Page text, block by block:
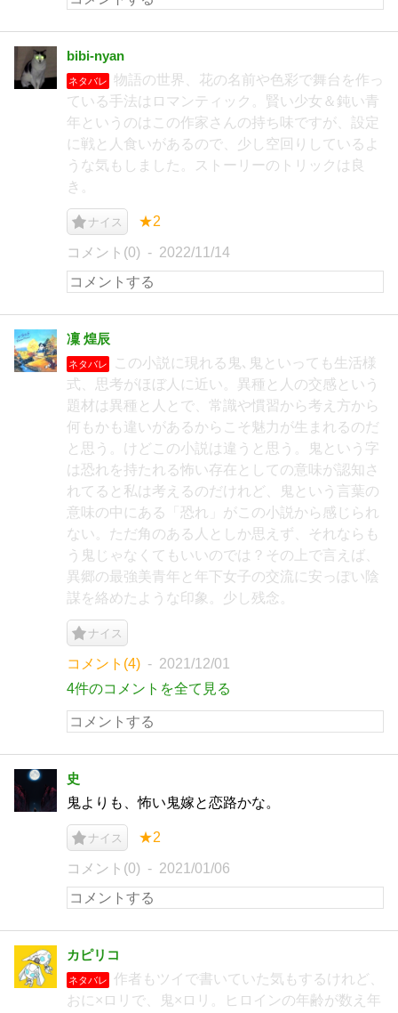
bibi‐nyan
ネタバレ
物語の世界、花の名前や色彩で舞台を作っ
ている手法はロマンティック。賢い少女＆鈍い青
年というのはこの作家さんの持ち味ですが、設定
に戦と人食いがあるので、少し空回りしているよ
うな気もしました。ストーリーのトリックは良
き。
ナイス ★2
コメント(0) 2022/11/14
凜 煌辰
ネタバレ
この小説に現れる鬼､鬼といっても生活様
式、思考がほぼ人に近い。異種と人の交感という
題材は異種と人とで、常識や慣習から考え方から
何もかも違いがあるからこそ魅力が生まれるのだ
と思う。けどこの小説は違うと思う。鬼という字
は恐れを持たれる怖い存在としての意味が認知さ
れてると私は考えるのだけれど、鬼という言葉の
意味の中にある「恐れ」がこの小説から感じられ
ない。ただ角のある人としか思えず、それならも
う鬼じゃなくてもいいのでは？その上で言えば、
異郷の最強美青年と年下女子の交流に安っぽい陰
謀を絡めたような印象。少し残念。
ナイス
コメント(4)
2021/12/01
4件のコメントを全て見る
史
鬼よりも、怖い鬼嫁と恋路かな。
ナイス ★2
コメント(0) 2021/01/06
カピリコ
ネタバレ
作者もツイで書いていた気もするけれど、
おに×ロリで、鬼×ロリ。ヒロインの年齢が数え年